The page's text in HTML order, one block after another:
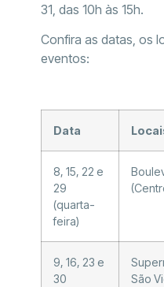
31, das 10h às 15h.
Confira as datas, os
eventos:
Data
8, 15, 22 e
29
(quarta-
feira)
9, 16, 23 e
30
São